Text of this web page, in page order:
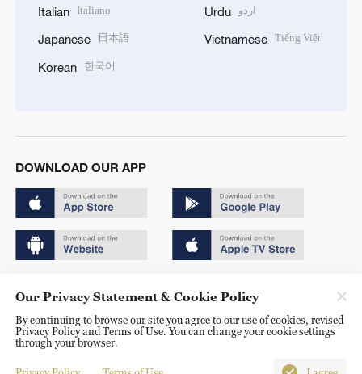
Italian Italiano
Japanese 日本語
Korean 한국어
Urdu اردو
Vietnamese Tiếng Việt
DOWNLOAD OUR APP
京ICP备20000184号
京公网安备 11010502050052号
Disinformation report hotline: 010-85061466
Our Privacy Statement & Cookie Policy
By continuing to browse our site you agree to our use of cookies, revised
Privacy Policy and Terms of Use. You can change your cookie settings
through your browser.